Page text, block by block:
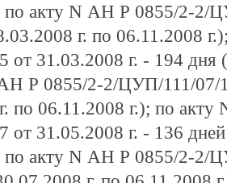
по акту N АН Р 0855/2-2/
г. по 06.11.2008
31.03.2008 г. - 194 дня
Р 0855/2-2/ЦУП/111/07/
по 06.11.2008 г.); по
31.05.2008 г. - 136
по акту N АН Р 0855/2-2/